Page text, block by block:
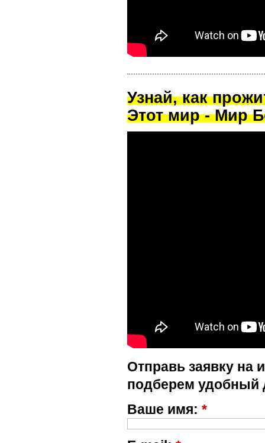
Узнай, как
Этот мир - Мир
Отправь заявку на
подберем удобный
Ваше имя: *